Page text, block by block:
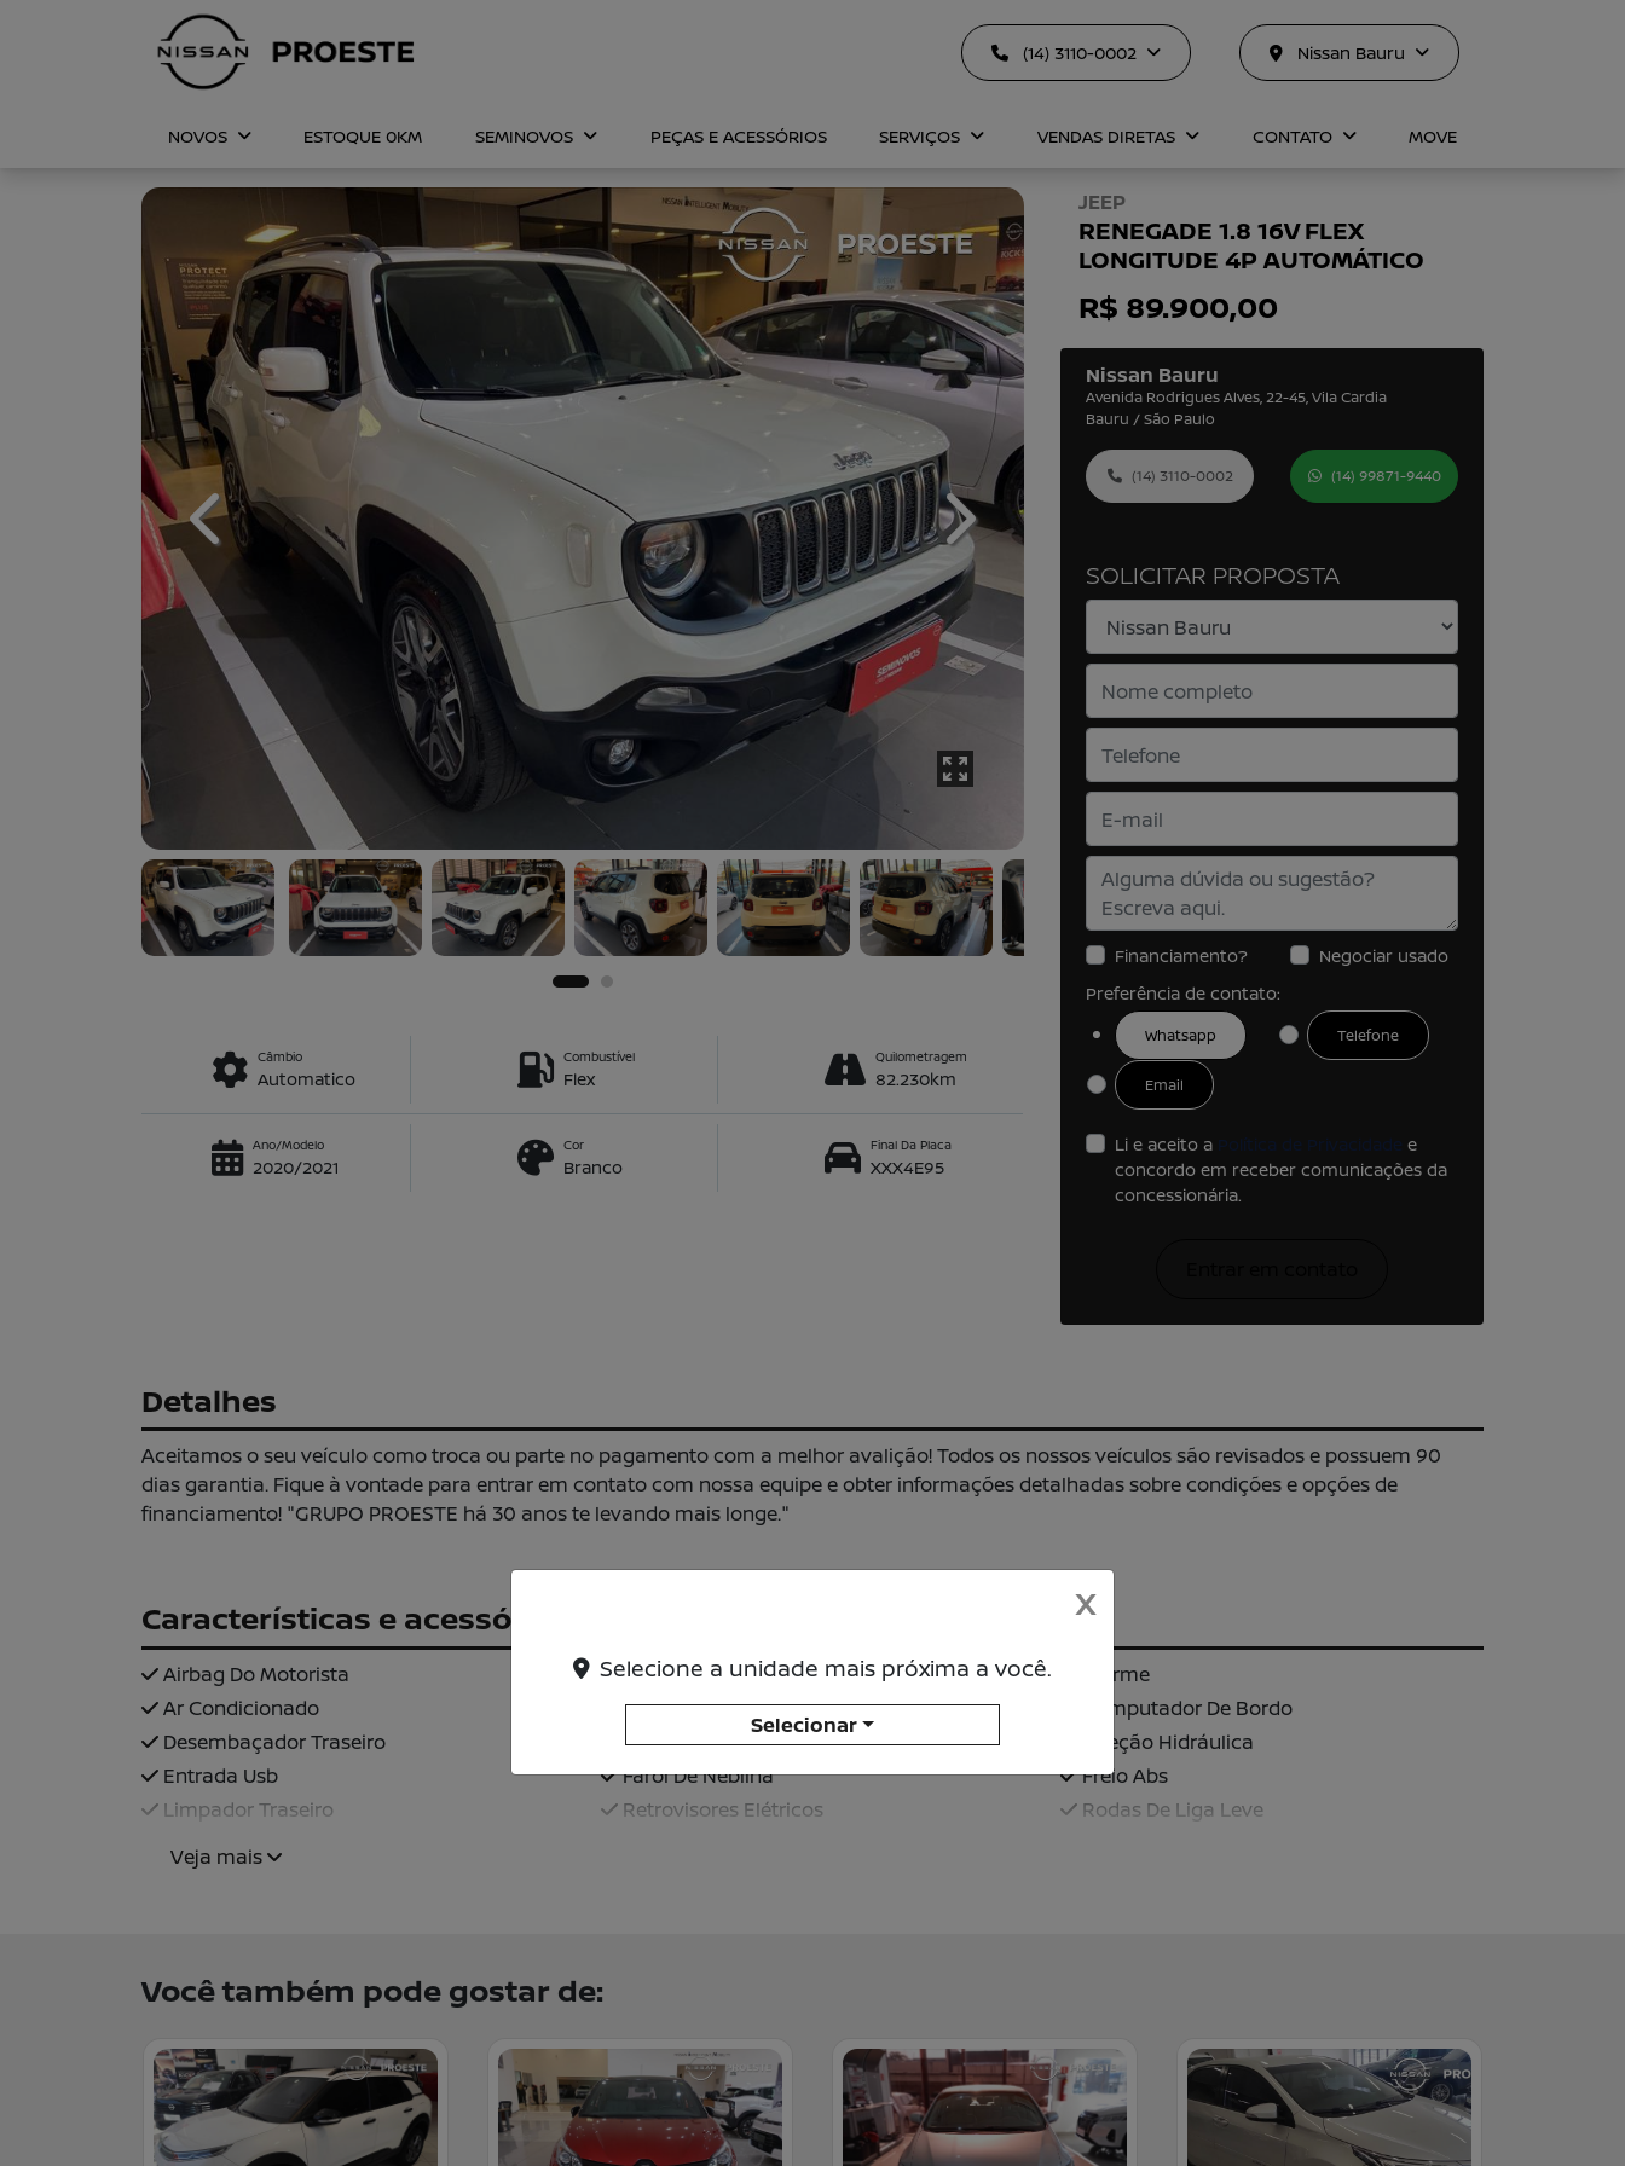
(14) 3110-0002 Nissan Bauru
NOVOS ESTOQUE 0KM SEMINOVOS PEÇAS E ACESSÓRIOS SERVIÇOS VENDAS DIRETAS CONTATO MOVE
JEEP
RENEGADE 1.8 16V FLEX
LONGITUDE 4P AUTOMÁTICO
R$ 89.900,00
Nissan Bauru
Avenida Rodrigues Alves, 22-45, Vila Cardia
Bauru / São Paulo
(14) 3110-0002 (14) 99871-9440
SOLICITAR PROPOSTA
Financiamento?
Negociar usado
Preferência de contato:
Whatsapp Telefone
Email
Li e aceito a Política de Privacidade e
concordo em receber comunicações da
concessionária.
Previous Next
Câmbio
Automatico
Combustível
Flex
Quilometragem
82.230km
Ano/Modelo
2020/2021
Cor
Branco
Final Da Placa
XXX4E95
Detalhes
Aceitamos o seu veículo como troca ou parte no pagamento com a melhor avalição! Todos os nossos veículos são revisados e possuem 90
dias garantia. Fique à vontade para entrar em contato com nossa equipe e obter informações detalhadas sobre condições e opções de
financiamento! "GRUPO PROESTE há 30 anos te levando mais longe."
Características e acessórios
Airbag Do Motorista Airbag Duplo
Alarme
Ar Condicionado
Bancos De Couro
Computador De Bordo
Desembaçador Traseiro
Direção Elétrica
Direção Hidráulica
Entrada Usb
Farol De Neblina
Freio Abs
Limpador Traseiro
Retrovisores Elétricos
Rodas De Liga Leve
Veja mais
Você também pode gostar de:
X
Selecione a unidade mais próxima a você.
Selecionar